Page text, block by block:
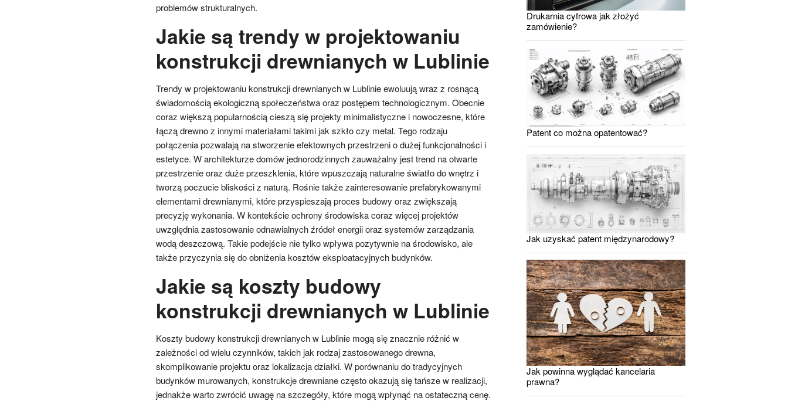
problemów strukturalnych.
Jakie są trendy w projektowaniu
konstrukcji drewnianych w Lublinie
Trendy w projektowaniu konstrukcji drewnianych w Lublinie ewoluują wraz z rosnącą
świadomością ekologiczną społeczeństwa oraz postępem technologicznym. Obecnie
coraz większą popularnością cieszą się projekty minimalistyczne i nowoczesne, które
łączą drewno z innymi materiałami takimi jak szkło czy metal. Tego rodzaju
połączenia pozwalają na stworzenie efektownych przestrzeni o dużej funkcjonalności i
estetyce. W architekturze domów jednorodzinnych zauważalny jest trend na otwarte
przestrzenie oraz duże przeszklenia, które wpuszczają naturalne światło do wnętrz i
tworzą poczucie bliskości z naturą. Rośnie także zainteresowanie prefabrykowanymi
elementami drewnianymi, które przyspieszają proces budowy oraz zwiększają
precyzję wykonania. W kontekście ochrony środowiska coraz więcej projektów
uwzględnia zastosowanie odnawialnych źródeł energii oraz systemów zarządzania
wodą deszczową. Takie podejście nie tylko wpływa pozytywnie na środowisko, ale
także przyczynia się do obniżenia kosztów eksploatacyjnych budynków.
Jakie są koszty budowy
konstrukcji drewnianych w Lublinie
Koszty budowy konstrukcji drewnianych w Lublinie mogą się znacznie różnić w
zależności od wielu czynników, takich jak rodzaj zastosowanego drewna,
skomplikowanie projektu oraz lokalizacja działki. W porównaniu do tradycyjnych
budynków murowanych, konstrukcje drewniane często okazują się tańsze w realizacji,
jednakże warto zwrócić uwagę na szczegóły, które mogą wpłynąć na ostateczną cenę.
Drukarnia cyfrowa jak złożyć
zamówienie?
Patent co można opatentować?
Jak uzyskać patent międzynarodowy?
Jak powinna wyglądać kancelaria
prawna?